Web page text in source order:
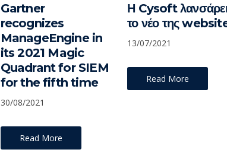
Gartner
recognizes
ManageEngine in
its 2021 Magic
Quadrant for SIEM
for the fifth time
30/08/2021
Read More
Η Cysoft
το νέο της
13/07/2021
Read More